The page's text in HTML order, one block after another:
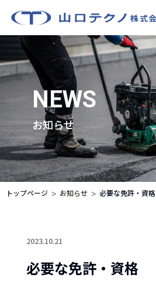
RECRUIT
NEWS
お知らせ
トップページ お知らせ 必要な免許・資格
2023.10.21
必要な免許・資格